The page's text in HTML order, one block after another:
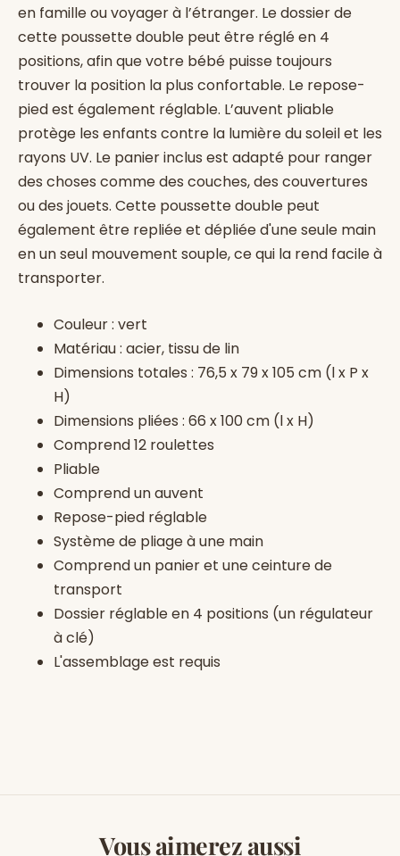
en famille ou voyager à l’étranger. Le dossier de
cette poussette double peut être réglé en 4
positions, afin que votre bébé puisse toujours
trouver la position la plus confortable. Le repose-
pied est également réglable. L’auvent pliable
protège les enfants contre la lumière du soleil et les
rayons UV. Le panier inclus est adapté pour ranger
des choses comme des couches, des couvertures
ou des jouets. Cette poussette double peut
également être repliée et dépliée d'une seule main
en un seul mouvement souple, ce qui la rend facile à
transporter.
Couleur : vert
Matériau : acier, tissu de lin
Dimensions totales : 76,5 x 79 x 105 cm (l x P x
H)
Dimensions pliées : 66 x 100 cm (l x H)
Comprend 12 roulettes
Pliable
Comprend un auvent
Repose-pied réglable
Système de pliage à une main
Comprend un panier et une ceinture de
transport
Dossier réglable en 4 positions (un régulateur
à clé)
L'assemblage est requis
Vous aimerez aussi